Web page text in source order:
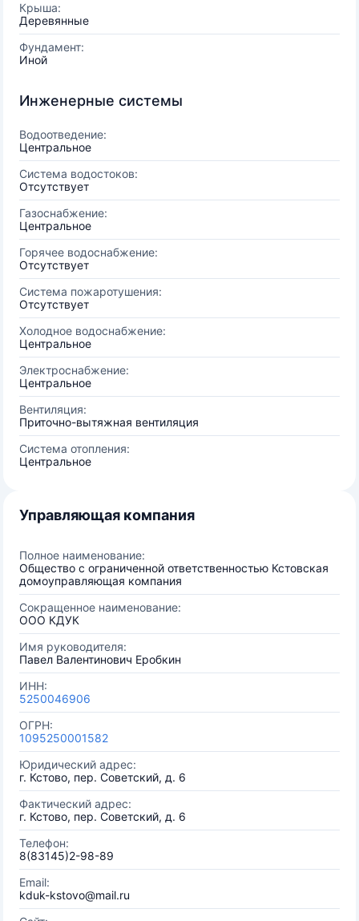
Крыша:
Деревянные
Фундамент:
Иной
Инженерные системы
Водоотведение:
Центральное
Система водостоков:
Отсутствует
Газоснабжение:
Центральное
Горячее водоснабжение:
Отсутствует
Система пожаротушения:
Отсутствует
Холодное водоснабжение:
Центральное
Электроснабжение:
Центральное
Вентиляция:
Приточно-вытяжная вентиляция
Система отопления:
Центральное
Управляющая компания
Полное наименование:
Общество с ограниченной ответственностью Кстовская
домоуправляющая компания
Сокращенное наименование:
ООО КДУК
Имя руководителя:
Павел Валентинович Еробкин
ИНН:
5250046906
ОГРН:
1095250001582
Юридический адрес:
г. Кстово, пер. Советский, д. 6
Фактический адрес:
г. Кстово, пер. Советский, д. 6
Телефон:
8(83145)2-98-89
Email:
kduk-kstovo@mail.ru